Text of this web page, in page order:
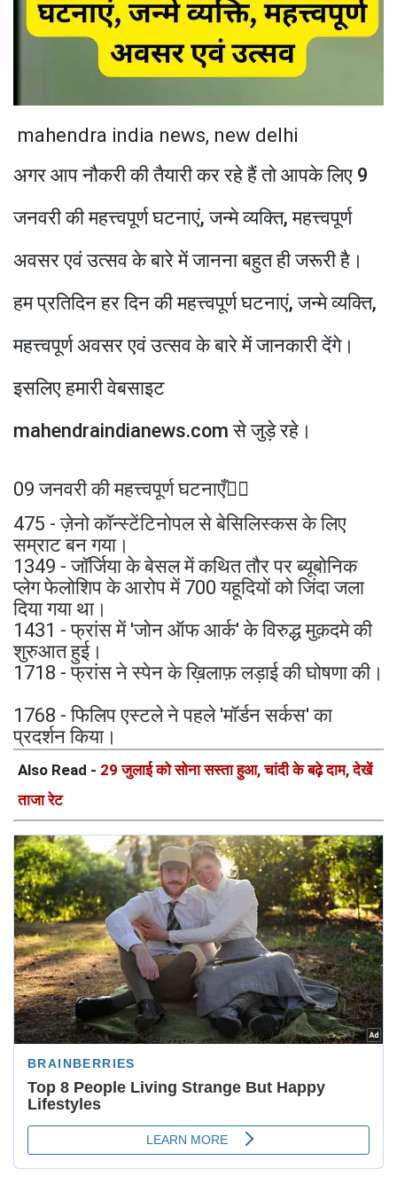
mahendra india news, new delhi
अगर आप नौकरी की तैयारी कर रहे हैं तो आपके लिए 9
जनवरी की महत्त्वपूर्ण घटनाएं, जन्मे व्यक्ति, महत्त्वपूर्ण
अवसर एवं उत्सव के बारे में जानना बहुत ही जरूरी है।
हम प्रतिदिन हर दिन की महत्त्वपूर्ण घटनाएं, जन्मे व्यक्ति,
महत्त्वपूर्ण अवसर एवं उत्सव के बारे में जानकारी देंगे।
इसलिए हमारी वेबसाइट
mahendraindianews.com से जुड़े रहे।
09 जनवरी की महत्त्वपूर्ण घटनाएँ👉🏻
475 - ज़ेनो कॉन्स्टेंटिनोपल से बेसिलिस्कस के लिए
सम्राट बन गया।
1349 - जॉर्जिया के बेसल में कथित तौर पर ब्यूबोनिक
प्लेग फेलोशिप के आरोप में 700 यहूदियों को जिंदा जला
दिया गया था।
1431 - फ्रांस में 'जोन ऑफ आर्क' के विरुद्ध मुक़दमे की
शुरुआत हुई।
1718 - फ्रांस ने स्पेन के ख़िलाफ़ लड़ाई की घोषणा की।
1768 - फिलिप एस्टले ने पहले 'मॉर्डन सर्कस' का
प्रदर्शन किया।
Also Read - 29 जुलाई को सोना सस्ता हुआ, चांदी के बढ़े दाम, देखें
ताजा रेट